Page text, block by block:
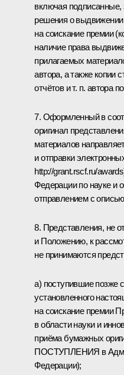
включая подписанные,
решения о
на соискание премии
наличие права
прилагаемых
автора, а также копии
отчётов и т. п. автора
7. Оформленный в
оригинал
материалов
и отправки
http://grant.rscf.ru/awards
Федерации по науке и
отправлением с
8. Представления, не
и Положению, к
не принимаются
а) поступившие позже
установленного
на соискание премии
в области науки и
приёма бумажных
ПОСТУПЛЕНИЯ в
Федерации);